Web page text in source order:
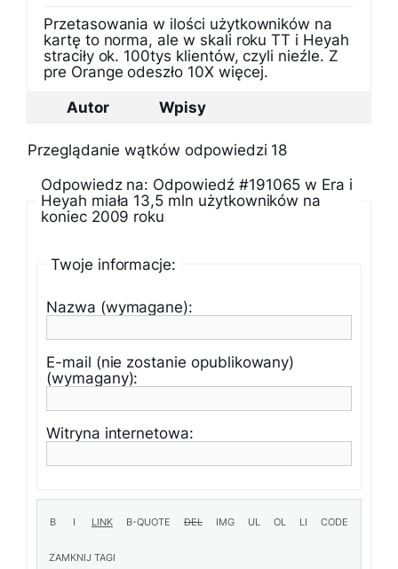
Przetasowania w ilości użytkowników na
kartę to norma, ale w skali roku TT i Heyah
straciły ok. 100tys klientów, czyli nieźle. Z
pre Orange odeszło 10X więcej.
Autor
Wpisy
Przeglądanie wątków odpowiedzi 18
Odpowiedz na: Odpowiedź #191065 w Era i
Heyah miała 13,5 mln użytkowników na
koniec 2009 roku
Twoje informacje:
Nazwa (wymagane):
E-mail (nie zostanie opublikowany)
(wymagany):
Witryna internetowa: